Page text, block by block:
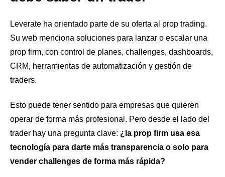
Leverate ha orientado parte de su oferta al prop trading.
Su web menciona soluciones para lanzar o escalar una
prop firm, con control de planes, challenges, dashboards,
CRM, herramientas de automatización y gestión de
traders.
Esto puede tener sentido para empresas que quieren
operar de forma más profesional. Pero desde el lado del
trader hay una pregunta clave: ¿la prop firm usa esa
tecnología para darte más transparencia o solo para
vender challenges de forma más rápida?